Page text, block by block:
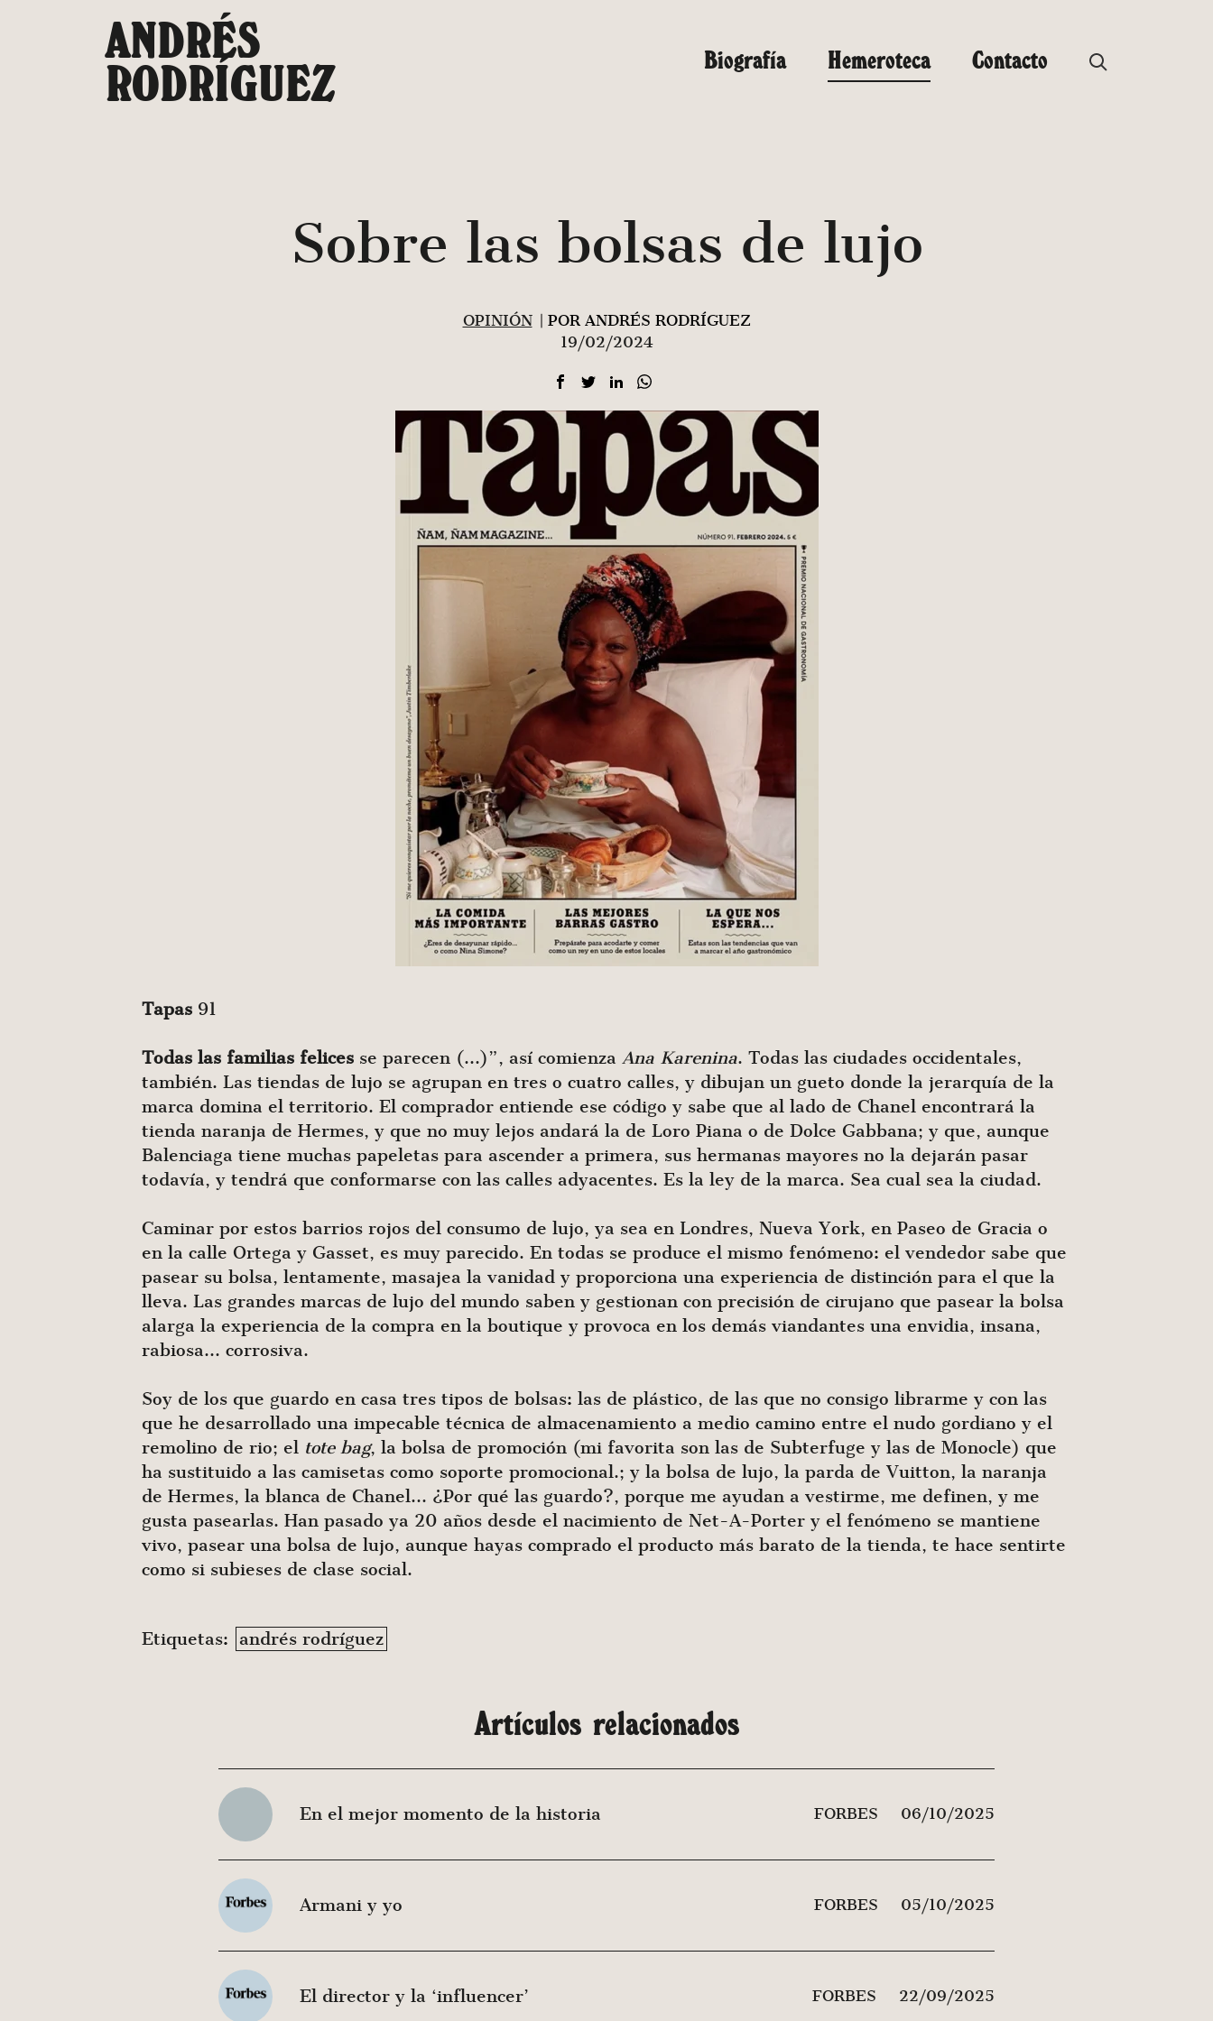
ANDRÉS
RODRÍGUEZ Biografía Hemeroteca Contacto
Sobre las bolsas de lujo
OPINIÓN
| POR ANDRÉS RODRÍGUEZ
19/02/2024
Tapas 91
Todas las familias felices se parecen (…)”, así comienza Ana Karenina. Todas las ciudades occidentales,
también. Las tiendas de lujo se agrupan en tres o cuatro calles, y dibujan un gueto donde la jerarquía de la
marca domina el territorio. El comprador entiende ese código y sabe que al lado de Chanel encontrará la
tienda naranja de Hermes, y que no muy lejos andará la de Loro Piana o de Dolce Gabbana; y que, aunque
Balenciaga tiene muchas papeletas para ascender a primera, sus hermanas mayores no la dejarán pasar
todavía, y tendrá que conformarse con las calles adyacentes. Es la ley de la marca. Sea cual sea la ciudad.
Caminar por estos barrios rojos del consumo de lujo, ya sea en Londres, Nueva York, en Paseo de Gracia o
en la calle Ortega y Gasset, es muy parecido. En todas se produce el mismo fenómeno: el vendedor sabe que
pasear su bolsa, lentamente, masajea la vanidad y proporciona una experiencia de distinción para el que la
lleva. Las grandes marcas de lujo del mundo saben y gestionan con precisión de cirujano que pasear la bolsa
alarga la experiencia de la compra en la boutique y provoca en los demás viandantes una envidia, insana,
rabiosa… corrosiva.
Soy de los que guardo en casa tres tipos de bolsas: las de plástico, de las que no consigo librarme y con las
que he desarrollado una impecable técnica de almacenamiento a medio camino entre el nudo gordiano y el
remolino de rio; el tote bag, la bolsa de promoción (mi favorita son las de Subterfuge y las de Monocle) que
ha sustituido a las camisetas como soporte promocional.; y la bolsa de lujo, la parda de Vuitton, la naranja
de Hermes, la blanca de Chanel… ¿Por qué las guardo?, porque me ayudan a vestirme, me definen, y me
gusta pasearlas. Han pasado ya 20 años desde el nacimiento de Net-A-Porter y el fenómeno se mantiene
vivo, pasear una bolsa de lujo, aunque hayas comprado el producto más barato de la tienda, te hace sentirte
como si subieses de clase social.
Etiquetas: andrés rodríguez
Artículos relacionados
En el mejor momento de la historia FORBES 06/10/2025
Armani y yo FORBES 05/10/2025
El director y la ‘influencer’ FORBES 22/09/2025